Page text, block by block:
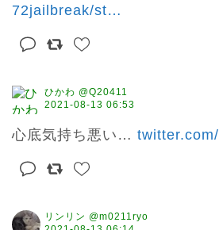
72jailbreak/st…
ひかわ @Q20411
2021-08-13 06:53
心底気持ち悪い…
リンリン @m0211ryo